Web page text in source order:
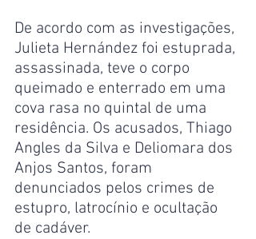
De acordo com as investigações,
Julieta Hernández foi estuprada,
assassinada, teve o corpo
queimado e enterrado em uma
cova rasa no quintal de uma
residência. Os acusados, Thiago
Angles da Silva e Deliomara dos
Anjos Santos, foram
denunciados pelos crimes de
estupro, latrocínio e ocultação
de cadáver.